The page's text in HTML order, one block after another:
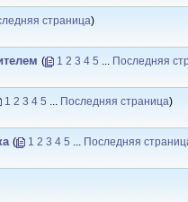
страница)
( 1 2 3 4 5 ... Последняя
1 2 3 4 5 ... Последняя страница)
( 1 2 3 4 5 ... Последняя